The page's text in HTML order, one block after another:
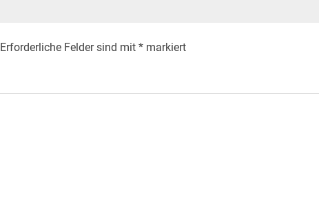
Erforderliche Felder sind mit *markiert